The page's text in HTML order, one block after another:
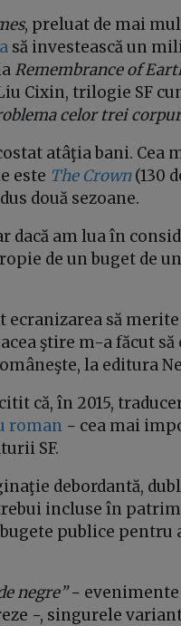
, preluat de mai
să investească un
Remembrance of
Cixin, trilogie SF
celor trei
atâţia bani. Cea
este The Crown(130
două sezoane.
dacă am lua în
de un buget de
ecranizarea să merite
ştire m-a făcut să
la editura
că, în 2015,
roman − cea mai
SF.
debordantă,
incluse în
publice pentru
negre”−
−, singurele